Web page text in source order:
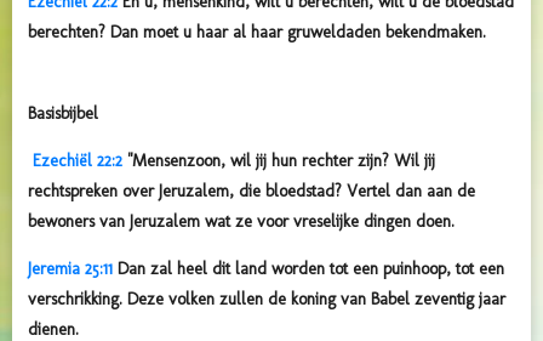
berechten? Dan moet u haar al haar gruweldaden bekendmaken.
Basisbijbel
Ezechiël 22:2 "Mensenzoon, wil jij hun rechter zijn? Wil jij
rechtspreken over Jeruzalem, die bloedstad? Vertel dan aan de
bewoners van Jeruzalem wat ze voor vreselijke dingen doen.
Jeremia 25:11 Dan zal heel dit land worden tot een puinhoop, tot een
verschrikking. Deze volken zullen de koning van Babel zeventig jaar
dienen.